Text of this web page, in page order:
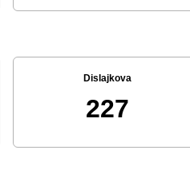
Dislajkova
227